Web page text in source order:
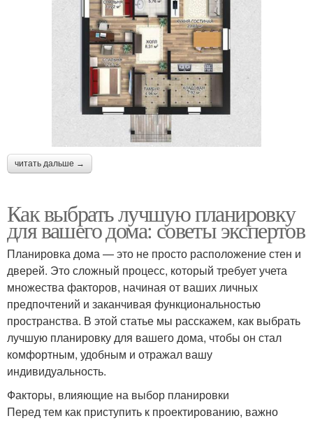
читать дальше →
Как выбрать лучшую планировку
для вашего дома: советы экспертов
Планировка дома — это не просто расположение стен и
дверей. Это сложный процесс, который требует учета
множества факторов, начиная от ваших личных
предпочтений и заканчивая функциональностью
пространства. В этой статье мы расскажем, как выбрать
лучшую планировку для вашего дома, чтобы он стал
комфортным, удобным и отражал вашу
индивидуальность.
Факторы, влияющие на выбор планировки
Перед тем как приступить к проектированию, важно